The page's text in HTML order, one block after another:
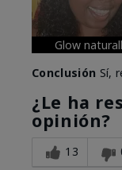
Glow
Conclusión Sí,
¿Le ha
opinión?
13